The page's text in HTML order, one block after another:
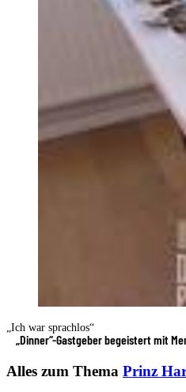
„Ich war sprachlos“
„Dinner“-Gastgeber begeistert mit
Alles zum Thema Prinz